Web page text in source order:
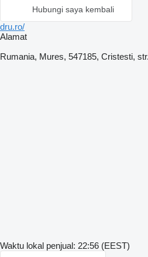
Hubungi saya kembali
dru.ro/
Alamat
Rumania, Mures, 547185, Cristesti,
Waktu lokal penjual: 22:56 (EEST)